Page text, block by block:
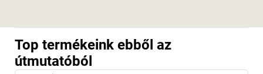
Top termékeink ebből az
útmutatóból